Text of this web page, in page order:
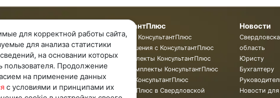
О компании
Контакты
Вакансии
КонсультантПлюс
Программы КонсультантПлюс
Готовые решения с КонсультантПлюс
Смарт Комплекты КонсультантПлюс
Жесткие Комплекты КонсультантПлюс
Бюллетень КонсультантПлюс
КонсультантПлюс в Свердловской
Новости
область
Юристу
Бухгалтеру
Новости для
для корректной работы сайта,
для анализа статистики
на основании которых
пользователя. Продолжение
на применение данных
с условиями и принципами их